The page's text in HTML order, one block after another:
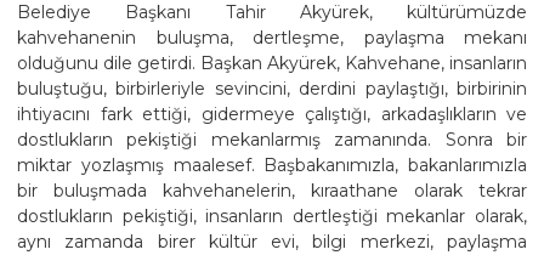
Belediye Başkanı Tahir Akyürek, kültürümüzde
kahvehanenin buluşma, dertleşme, paylaşma mekanı
olduğunu dile getirdi. Başkan Akyürek, Kahvehane, insanların
buluştuğu, birbirleriyle sevincini, derdini paylaştığı, birbirinin
ihtiyacını fark ettiği, gidermeye çalıştığı, arkadaşlıkların ve
dostlukların pekiştiği mekanlarmış zamanında. Sonra bir
miktar yozlaşmış maalesef. Başbakanımızla, bakanlarımızla
bir buluşmada kahvehanelerin, kıraathane olarak tekrar
dostlukların pekiştiği, insanların dertleştiği mekanlar olarak,
aynı zamanda birer kültür evi, bilgi merkezi, paylaşma